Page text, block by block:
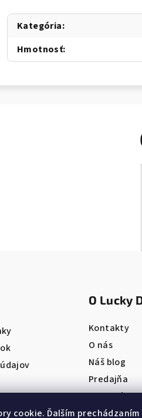
cookie. Ďalším
Kategória:
Hmotnosť:
O Lucky
Kontakty
O nás
Náš blog
Predajňa
Pet salón
ONLINE